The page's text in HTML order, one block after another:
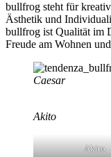
bullfrog steht für
Ästhetik und
bullfrog ist Qualität im
Freude am Wohnen
Caesar
Akito
Akito